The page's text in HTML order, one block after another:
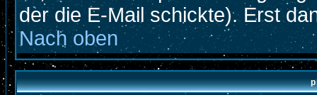
der die E-Mail schickte). Erst
Nach oben